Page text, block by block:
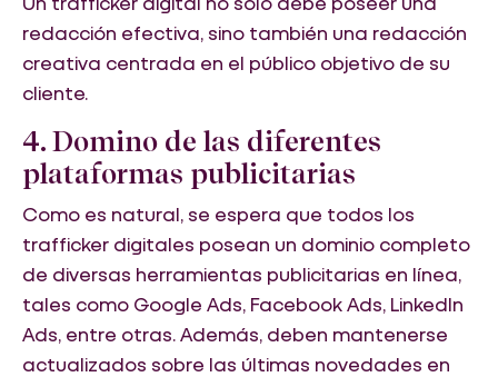
redacción efectiva, sino también una redacción
creativa centrada en el público objetivo de su
cliente.
4. Domino de las diferentes
plataformas publicitarias
Como es natural, se espera que todos los
trafficker digitales posean un dominio completo
de diversas herramientas publicitarias en línea,
tales como Google Ads, Facebook Ads, LinkedIn
Ads, entre otras. Además, deben mantenerse
actualizados sobre las últimas novedades en